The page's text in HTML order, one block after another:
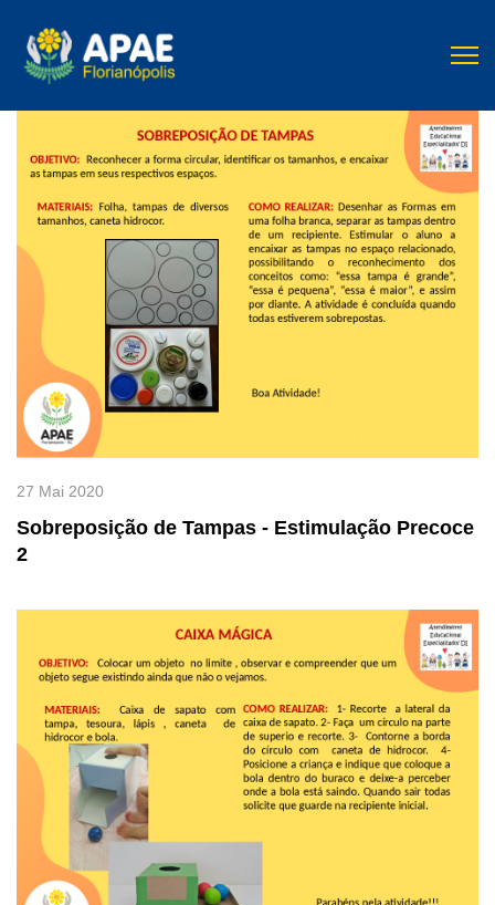
Sobreposição de Tampas - Estimulação Precoce
2
27 Mai 2020